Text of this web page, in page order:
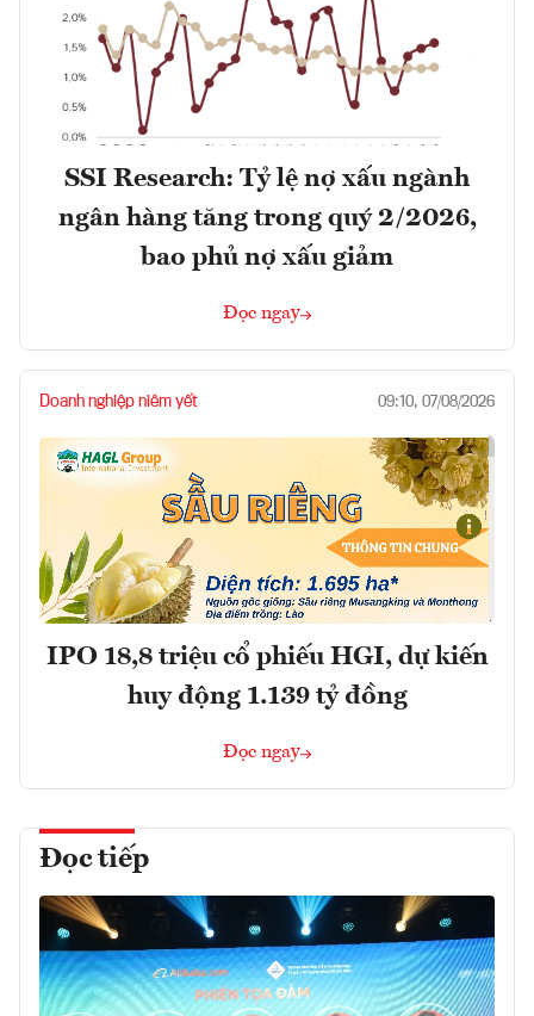
SSI Research: Tỷ lệ nợ xấu ngành
ngân hàng tăng trong quý 2/2026,
bao phủ nợ xấu giảm
Đọc ngay
Doanh nghiệp niêm yết 09:10, 07/08/2026
IPO 18,8 triệu cổ phiếu HGI, dự kiến
huy động 1.139 tỷ đồng
Đọc ngay
Đọc tiếp